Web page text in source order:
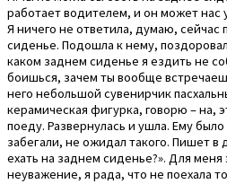
работает водителем, и он может нас
Я ничего не ответила, думаю, сейчас
сиденье. Подошла к нему,
каком заднем сиденье я ездить не
боишься, зачем ты вообще
него небольшой сувенирчик
керамическая фигурка, говорю – на,
поеду. Развернулась и ушла. Ему
забегали, не ожидал такого. Пишет в
ехать на заднем сиденье?». Для
неуважение, я рада, что не поехала